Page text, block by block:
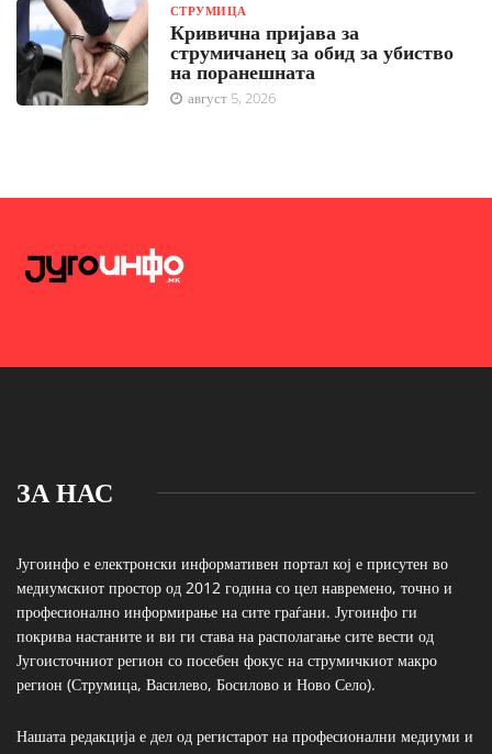
СТРУМИЦА
Кривична пријава за
струмичанец за обид за убиство
на поранешната
август 5, 2026
ЗА НАС
Југоинфо е електронски информативен портал кој е присутен во
медиумскиот простор од 2012 година со цел навремено, точно и
професионално информирање на сите граѓани. Југоинфо ги
покрива настаните и ви ги става на располагање сите вести од
Југоисточниот регион со посебен фокус на струмичкиот макро
регион (Струмица, Василево, Босилово и Ново Село).
Нашата редакција е дел од регистарот на професионални медиуми и